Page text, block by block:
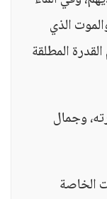
الذي
المطلقة
وجمال
الخاصة